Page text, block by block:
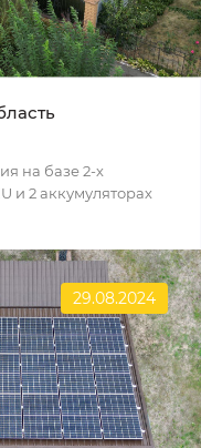
на базе 2-х
и 2 аккумуляторах
29.08.2024